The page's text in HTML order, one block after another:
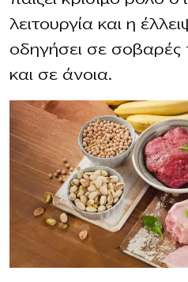
λειτουργία και η
οδηγήσει σε σοβαρές
και σε άνοια.